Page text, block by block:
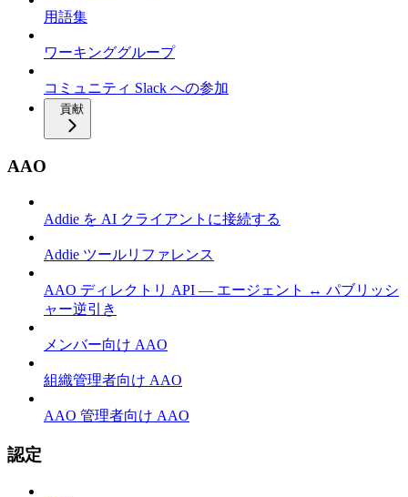
用語集
ワーキンググループ
コミュニティ Slack への参加
貢献
AAO
Addie を AI クライアントに接続する
Addie ツールリファレンス
AAO ディレクトリ API — エージェント ↔ パブリッシ
ャー逆引き
メンバー向け AAO
組織管理者向け AAO
AAO 管理者向け AAO
認定